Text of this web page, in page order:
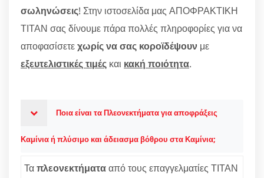
σωληνώσεις! Στην ιστοσελίδα μας ΑΠΟΦΡΑΚΤΙΚΗ
ΤΙΤΑΝ σας δίνουμε πάρα πολλές πληροφορίες για να
αποφασίσετεχωρίς να σας κοροϊδέψουν με
εξευτελιστικές τιμές και κακή ποιότητα.
Ποια είναι τα Πλεονεκτήματα για αποφράξεις
Καμίνια ή πλύσιμο και άδειασμα βόθρου στα Καμίνια;
Ταπλεονεκτήματααπό τους επαγγελματίες ΤΙΤΑΝ